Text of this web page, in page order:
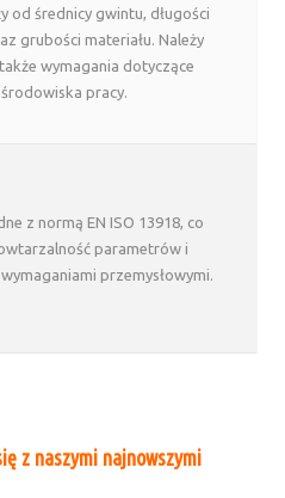
od średnicy gwintu, długości
grubości materiału. Należy
wymagania dotyczące
pracy.
z normą EN ISO 13918, co
parametrów i
przemysłowymi.
z naszymi najnowszymi